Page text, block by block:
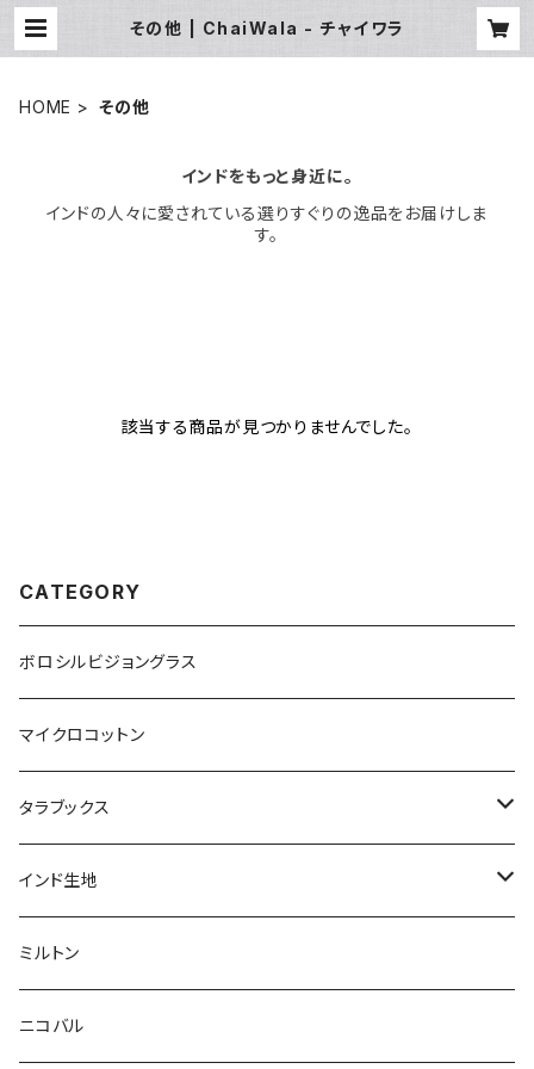
その他 | ChaiWala - チャイワラ
HOME その他
インドをもっと身近に。
インドの人々に愛されている選りすぐりの逸品をお届けしま
す。
該当する商品が見つかりませんでした。
CATEGORY
ボロシルビジョングラス
マイクロコットン
タラブックス
本
ポストカード
アートプリント
インド生地
ブロックプリント
アジュラック
ミルトン
ニコバル